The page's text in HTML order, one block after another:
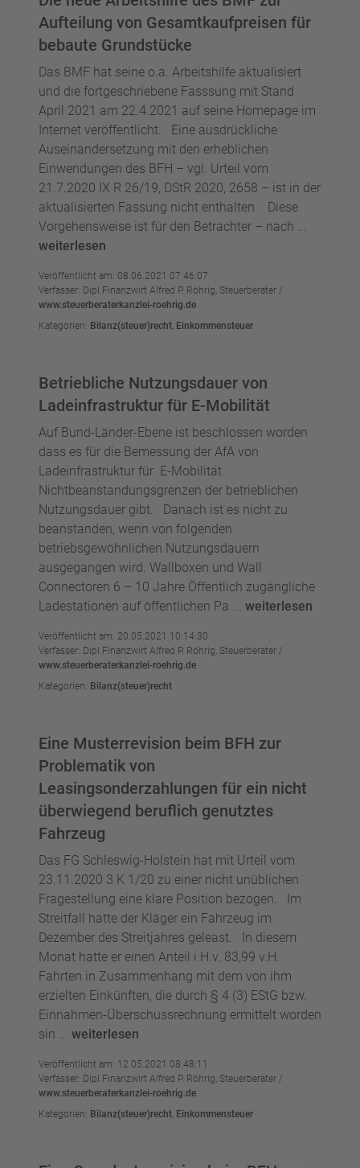
Aufteilung von Gesamtkaufpreisen für
bebaute Grundstücke
Das BMF hat seine o.a. Arbeitshilfe aktualisiert
und die fortgeschriebene Fasssung mit Stand
April 2021 am 22.4.2021 auf seine Homepage im
Internet veröffentlicht. Eine ausdrückliche
Auseinandersetzung mit den erheblichen
Einwendungen des BFH – vgl. Urteil vom
21.7.2020 IX R 26/19, DStR 2020, 2658 – ist in der
aktualisierten Fassung nicht enthalten. Diese
Vorgehensweise ist für den Betrachter – nach ...
weiterlesen
Veröffentlicht am: 08.06.2021 07:46:07
Verfasser: Dipl.Finanzwirt Alfred P. Röhrig, Steuerberater /
www.steuerberaterkanzlei-roehrig.de
Kategorien: Bilanz(steuer)recht, Einkommensteuer
Betriebliche Nutzungsdauer von
Ladeinfrastruktur für E-Mobilität
Auf Bund-Länder-Ebene ist beschlossen worden
dass es für die Bemessung der AfA von
Ladeinfrastruktur für E-Mobilität
Nichtbeanstandungsgrenzen der betrieblichen
Nutzungsdauer gibt. Danach ist es nicht zu
beanstanden, wenn von folgenden
betriebsgewöhnlichen Nutzungsdauern
ausgegangen wird. Wallboxen und Wall
Connectoren 6 – 10 Jahre Öffentlich zugängliche
Ladestationen auf öffentlichen Pa ... weiterlesen
Veröffentlicht am: 20.05.2021 10:14:30
Verfasser: Dipl.Finanzwirt Alfred P. Röhrig, Steuerberater /
www.steuerberaterkanzlei-roehrig.de
Kategorien: Bilanz(steuer)recht
Eine Musterrevision beim BFH zur
Problematik von
Leasingsonderzahlungen für ein nicht
überwiegend beruflich genutztes
Fahrzeug
Das FG Schleswig-Holstein hat mit Urteil vom
23.11.2020 3 K 1/20 zu einer nicht unüblichen
Fragestellung eine klare Position bezogen. Im
Streitfall hatte der Kläger ein Fahrzeug im
Dezember des Streitjahres geleast. In diesem
Monat hatte er einen Anteil i.H.v. 83,99 v.H.
Fahrten in Zusammenhang mit dem von ihm
erzielten Einkünften, die durch § 4 (3) EStG bzw.
Einnahmen-Überschussrechnung ermittelt worden
sin ... weiterlesen
Veröffentlicht am: 12.05.2021 08:48:11
Verfasser: Dipl.Finanzwirt Alfred P. Röhrig, Steuerberater /
www.steuerberaterkanzlei-roehrig.de
Kategorien: Bilanz(steuer)recht, Einkommensteuer